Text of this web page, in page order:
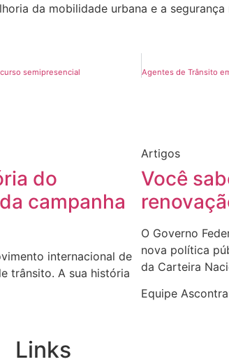
da mobilidade urbana e a segurança
semipresencial
do
campanha
internacional de
trânsito. A sua história
Artigos
Você
O Governo
nova política
da Carteira
Equipe
Links